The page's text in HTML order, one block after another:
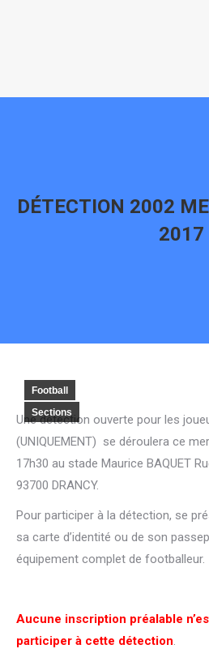
DÉTECTION 2002
2017
Football
Sections
Une détection ouverte pour les
(UNIQUEMENT) se déroulera ce
17h30 au stade Maurice BAQUET
93700 DRANCY.
Pour participer à la détection, se
sa carte d’identité ou de son
équipement complet de footballeur.
Aucune inscription préalable
participer à cette détection.